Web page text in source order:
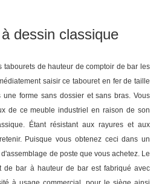
dessin classique
tabourets de hauteur de comptoir de bar les
saisir ce tabouret en fer de taille
forme sans dossier et sans bras. Vous
de ce meuble industriel en raison de son
Étant résistant aux rayures et aux
Puisque vous obtenez ceci dans un
de poste que vous achetez. Le
de bar à hauteur de bar est fabriqué avec